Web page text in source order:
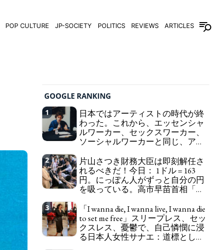
POP CULTURE JP-SOCIETY POLITICS REVIEWS ARTICLES
GOOGLE RANKING
1
日本ではアーティストの時代が終
わった。これから、エッセンシャ
ルワーカー、セックスワーカー、
ソーシャルワーカーと同じ、アー
in Japan the word "artist" into the word "Art
Worker" (similar to "Essential Worker", "Sex Worker"
or "Social Worker")
2
片山さつき財務大臣は即刻解任さ
れるべきだ！今日： 1ドル = 163
円。にっぽん人がずっと自分の円
を吸っている。高市早苗首相「円
ットを強調Finance Minister KATAYAMA
Satsuki should be fired immediately! Today: 1 US$ =
163 Yen. The Japanese Have Long Been Draining
Their Own Yen. Prime Minister TAKAICHI
3
「I wanna die, I wanna live, I wanna die
to set me free」スリープレス、セッ
クスレス、憂鬱で、自己憐憫に浸
る日本人女性サナエ：道標として